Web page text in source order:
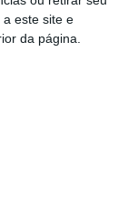
este site e
da página.
em cada